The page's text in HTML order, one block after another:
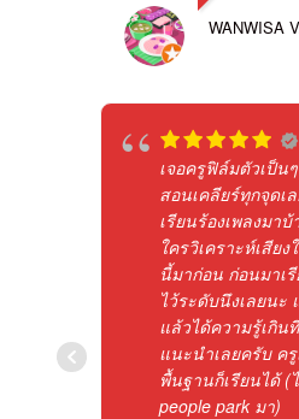
WANWISA
เจอครูฟิล์มตัวเป็น
สอนเคลียร์ทุกจุดเ
เรียนร้องเพลงมา
ใครวิเคราะห์เสีย
นี้มาก่อน ก่อนมาเ
ไว้ระดับนึงเลยนะ
แล้วได้ความรู้เกิน
แนะนำเลยครับ ค
พื้นฐานก็เรียนได้ (
people park มา)